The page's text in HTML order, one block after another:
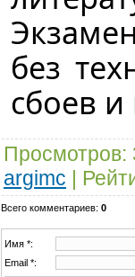
без
сбоев
Просмотров:
argimc |
Всего комментариев: 0
Имя *:
Email *: